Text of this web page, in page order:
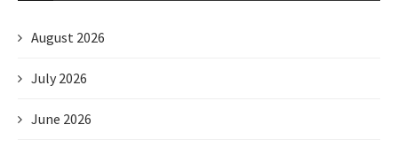
August 2026
July 2026
June 2026